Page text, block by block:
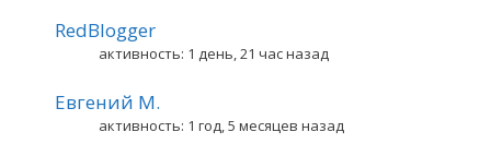
RedBlogger
активность: 1 день, 21 час назад
Евгений М.
активность: 1 год, 5 месяцев назад